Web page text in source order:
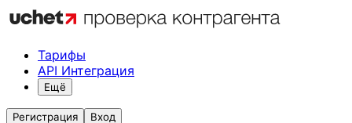
Тарифы
API Интеграция
Ещё
Регистрация Вход